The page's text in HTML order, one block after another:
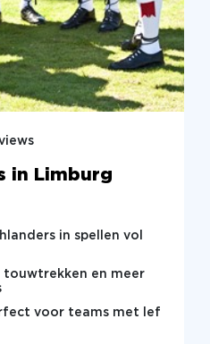
in Limburg
in spellen vol
touwtrekken en meer
voor teams met lef